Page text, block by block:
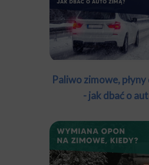
Paliwo zimowe,
- jak dbać o